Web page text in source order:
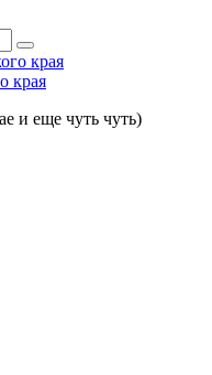
края
и еще чуть чуть)